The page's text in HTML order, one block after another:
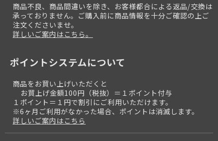
商品不良、商品間違いを除き、お客様都合による返品/交換は
承っておりません。ご購入前に商品情報を十分ご確認の上ご
注文くださいませ。
詳しいご案内はこちら。
ポイントシステムについて
商品をお買い上げいただくと
お買上げ金額100円（税抜）＝１ポイント付与
１ポイント＝１円で割引にご利用いただけます。
※6ヶ月ご利用がなかった場合、ポイントは消滅します。
詳しいご案内はこちら